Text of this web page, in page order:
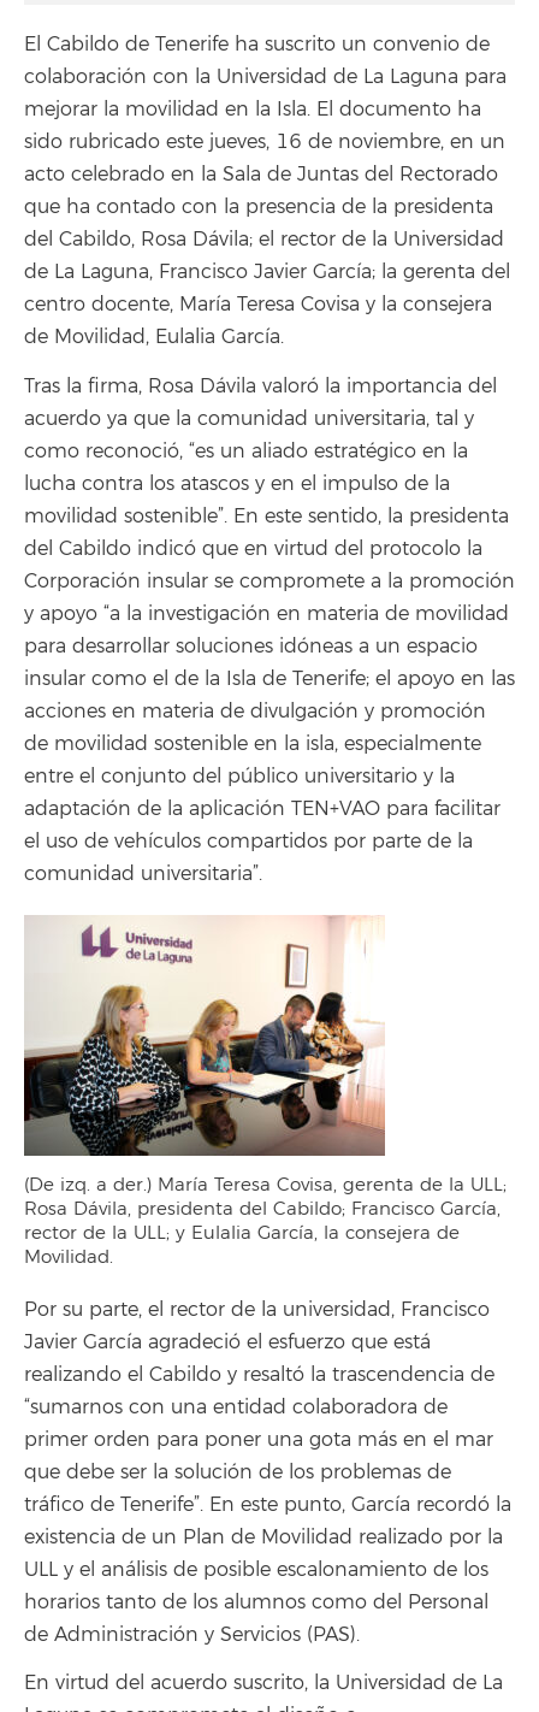
El Cabildo de Tenerife ha suscrito un convenio de
colaboración con la Universidad de La Laguna para
mejorar la movilidad en la Isla. El documento ha
sido rubricado este jueves, 16 de noviembre, en un
acto celebrado en la Sala de Juntas del Rectorado
que ha contado con la presencia de la presidenta
del Cabildo, Rosa Dávila; el rector de la Universidad
de La Laguna, Francisco Javier García; la gerenta del
centro docente, María Teresa Covisa y la consejera
de Movilidad, Eulalia García.
Tras la firma, Rosa Dávila valoró la importancia del
acuerdo ya que la comunidad universitaria, tal y
como reconoció, “es un aliado estratégico en la
lucha contra los atascos y en el impulso de la
movilidad sostenible”. En este sentido, la presidenta
del Cabildo indicó que en virtud del protocolo la
Corporación insular se compromete a la promoción
y apoyo “a la investigación en materia de movilidad
para desarrollar soluciones idóneas a un espacio
insular como el de la Isla de Tenerife; el apoyo en las
acciones en materia de divulgación y promoción
de movilidad sostenible en la isla, especialmente
entre el conjunto del público universitario y la
adaptación de la aplicación TEN+VAO para facilitar
el uso de vehículos compartidos por parte de la
comunidad universitaria”.
(De izq. a der.) María Teresa Covisa, gerenta de la ULL;
Rosa Dávila, presidenta del Cabildo; Francisco García,
rector de la ULL; y Eulalia García, la consejera de
Movilidad.
Por su parte, el rector de la universidad, Francisco
Javier García agradeció el esfuerzo que está
realizando el Cabildo y resaltó la trascendencia de
“sumarnos con una entidad colaboradora de
primer orden para poner una gota más en el mar
que debe ser la solución de los problemas de
tráfico de Tenerife”. En este punto, García recordó la
existencia de un Plan de Movilidad realizado por la
ULL y el análisis de posible escalonamiento de los
horarios tanto de los alumnos como del Personal
de Administración y Servicios (PAS).
En virtud del acuerdo suscrito, la Universidad de La